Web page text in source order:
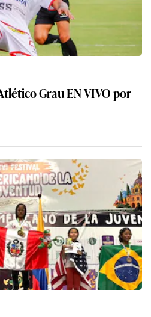
Grau EN VIVO por